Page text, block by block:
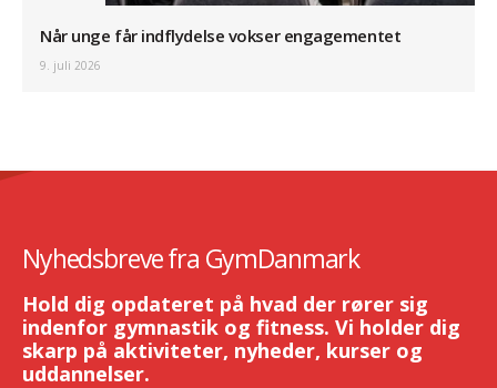
Når unge får indflydelse vokser engagementet
9. juli 2026
Nyhedsbreve fra GymDanmark
Hold dig opdateret på hvad der rører sig
indenfor gymnastik og fitness. Vi holder dig
skarp på aktiviteter, nyheder, kurser og
uddannelser.